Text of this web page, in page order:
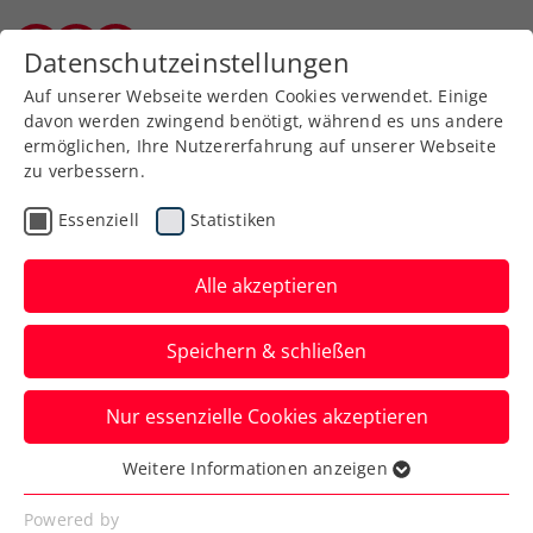
Zurück zur Newsübersicht
Turniere
Road to Erste Bank Open:
Qualifikationsturniere
anmelden
Nach erfolgreicher Premiere 2024 kehrt
das „Champions of Vienna“-Minicourt-
Turnier zurück – aber noch größer!
Datenschutzeinstellungen
Auf unserer Webseite werden Cookies verwendet. Einige
davon werden zwingend benötigt, während es uns andere
ermöglichen, Ihre Nutzererfahrung auf unserer Webseite
zu verbessern.
Essenziell Statistiken
Alle akzeptieren
Speichern & schließen
Nur essenzielle Cookies akzeptieren
Essenziell
Essenzielle Cookies werden für grundlegende
Weitere Informationen anzeigen
Powered by